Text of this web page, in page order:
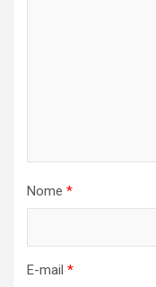
Nome *
E-mail *